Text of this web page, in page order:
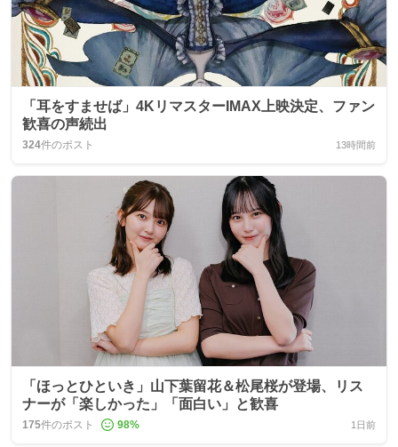
「耳をすませば」4KリマスターIMAX上映決定、ファン
歓喜の声続出
324件のポスト 13時間前
「ほっとひといき」山下葉留花＆松尾桜が登場、リス
ナーが「楽しかった」「面白い」と歓喜
175件のポスト 98% 1日前